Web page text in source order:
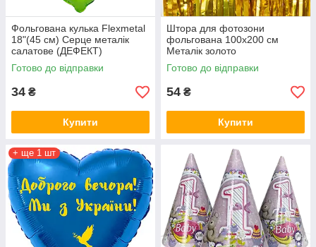
Фольгована кулька Flexmetal
18"(45 см) Серце металік
салатове (ДЕФЕКТ)
Готово до відправки
34 ₴
Купити
Штора для фотозони
фольгована 100х200 см
Металік золото
Готово до відправки
54 ₴
Купити
+ ще 1 шт